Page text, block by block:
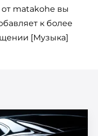
от matakohe вы
к более
[Музыка]